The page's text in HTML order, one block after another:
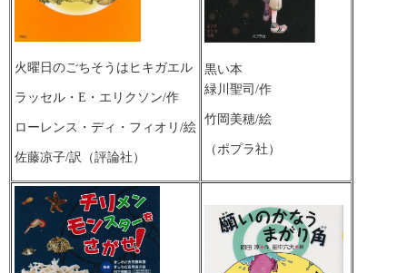
火曜日のごちそうはヒキガエル
ラッセル・E・エリクソン/作
ローレンス・ディ・フィオリ/絵
佐藤凉子/訳（評論社）
黒い本
緑川聖司/作
竹岡美穂/絵
（ポプラ社）